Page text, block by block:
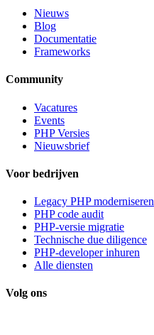
Nieuws
Blog
Documentatie
Frameworks
Community
Vacatures
Events
PHP Versies
Nieuwsbrief
Voor bedrijven
Legacy PHP moderniseren
PHP code audit
PHP-versie migratie
Technische due diligence
PHP-developer inhuren
Alle diensten
Volg ons